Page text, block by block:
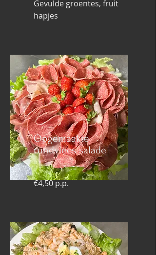
Gevulde groentes, fruit
hapjes
Opgemaakte
rundvlees salade
€4,50 p.p.